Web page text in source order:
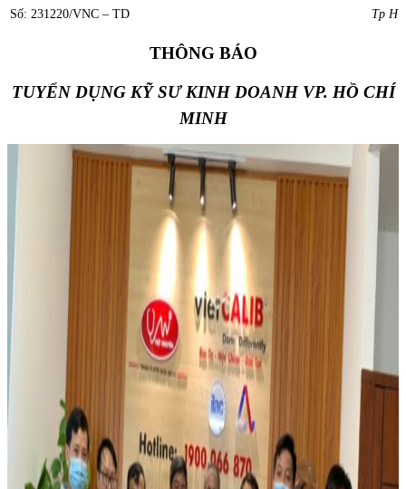
Số: 231220/VNC – TD Tp HCM,
THÔNG BÁO
TUYỂN DỤNG KỸ SƯ KINH DOANH VP. HỒ CHÍ
MINH